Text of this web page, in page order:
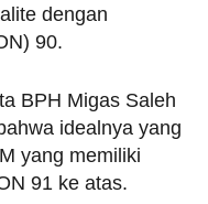
dengan
90.
BPH Migas Saleh
idealnya yang
yang memiliki
91 ke atas.